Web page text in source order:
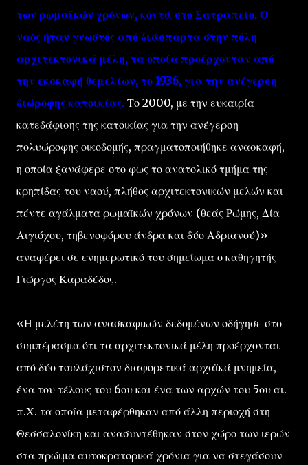
των ρωμαϊκών χρόνων, κοντά στο Σατραπείο. Ο
ναός ήταν γνωστός από διάσπαρτα στην πόλη
αρχιτεκτονικά μέλη, τα οποία προέρχονταν από
την εκσκαφή θεμελίων, το 1936, για την ανέγερση
διώροφης κατοικίας. Το 2000, με την ευκαιρία
κατεδάφισης της κατοικίας για την ανέγερση
πολυώροφης οικοδομής, πραγματοποιήθηκε ανασκαφή,
η οποία ξανάφερε στο φως το ανατολικό τμήμα της
κρηπίδας του ναού, πλήθος αρχιτεκτονικών μελών και
πέντε αγάλματα ρωμαϊκών χρόνων (θεάς Ρώμης, Δία
Αιγιόχου, τηβενοφόρου άνδρα και δύο Αδριανού)»
αναφέρει σε ενημερωτικό του σημείωμα ο καθηγητής
Γιώργος Καραδέδος.
«Η μελέτη των ανασκαφικών δεδομένων οδήγησε στο
συμπέρασμα ότι τα αρχιτεκτονικά μέλη προέρχονται
από δύο τουλάχιστον διαφορετικά αρχαϊκά μνημεία,
ένα του τέλους του 6ου και ένα των αρχών του 5ου αι.
π.Χ. τα οποία μεταφέρθηκαν από άλλη περιοχή στη
Θεσσαλονίκη και ανασυντέθηκαν στον χώρο των ιερών
στα πρώιμα αυτοκρατορικά χρόνια για να στεγάσουν